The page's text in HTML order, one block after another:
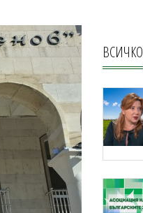
ВСИЧКО